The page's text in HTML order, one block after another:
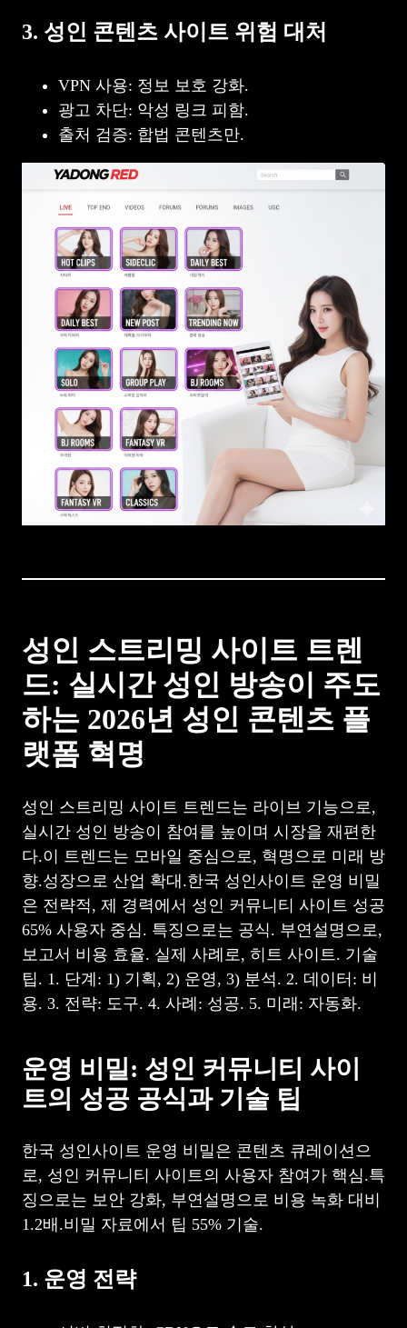
3. 성인 콘텐츠 사이트 위험 대처
VPN 사용: 정보 보호 강화.
광고 차단: 악성 링크 피함.
출처 검증: 합법 콘텐츠만.
성인 스트리밍 사이트 트렌
드: 실시간 성인 방송이 주도
하는 2026년 성인 콘텐츠 플
랫폼 혁명
성인 스트리밍 사이트 트렌드는 라이브 기능으로,
실시간 성인 방송이 참여를 높이며 시장을 재편한
다.이 트렌드는 모바일 중심으로, 혁명으로 미래 방
향.성장으로 산업 확대.한국 성인사이트 운영 비밀
은 전략적, 제 경력에서 성인 커뮤니티 사이트 성공
65% 사용자 중심. 특징으로는 공식. 부연설명으로,
보고서 비용 효율. 실제 사례로, 히트 사이트. 기술
팁. 1. 단계: 1) 기획, 2) 운영, 3) 분석. 2. 데이터: 비
용. 3. 전략: 도구. 4. 사례: 성공. 5. 미래: 자동화.
운영 비밀: 성인 커뮤니티 사이
트의 성공 공식과 기술 팁
한국 성인사이트 운영 비밀은 콘텐츠 큐레이션으
로, 성인 커뮤니티 사이트의 사용자 참여가 핵심.특
징으로는 보안 강화, 부연설명으로 비용 녹화 대비
1.2배.비밀 자료에서 팁 55% 기술.
1. 운영 전략